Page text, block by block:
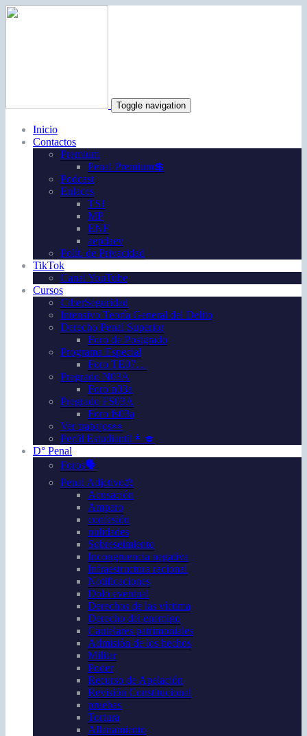
Toggle navigation
Inicio
Contactos
Premium
Penal Premium💲
Podcast
Enlaces
TSJ
MP
ENF
aepdaev
Polít. de Privacidad
TikTok
Canal YouTube
Cursos
CiberSeguridad
Intensivo Teoría General del Delito
Derecho Penal Superior
Foro de Postgrado
Programa Especial
Foro TE07…
Pregrado N03A
Foro n03a
Pregrado FS03A
Foro fs03a
Ver trabajos👀
Perfil Estudiantil👩‍🎓
D° Penal
Foros🗣️
Penal Adjetivo⚖️
Acusación
Amparo
confesión
nulidades
Sobreseimiento
Incongruencia negativa
Infraestructura racional
Notificaciones
Dolo eventual
Derechos de las víctima
Derecho del enemigo
Cautelares patrimoniales
Admisión de los hechos
Militar
Poder
Recurso de Apelación
Revisión Constitucional
pruebas
Tortura
Allanamiento